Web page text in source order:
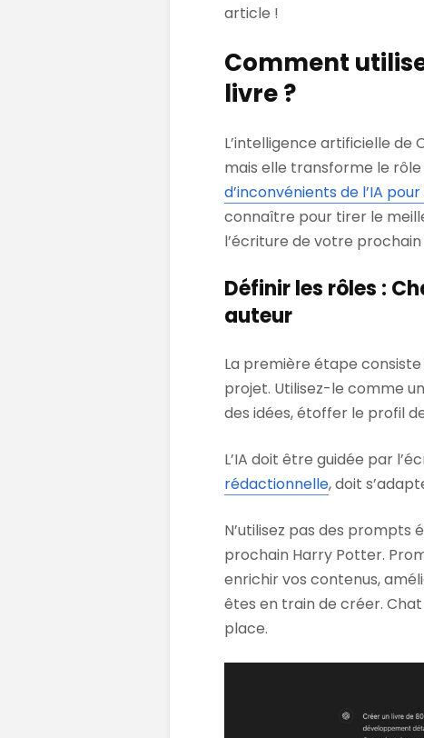
article !
Comment
livre ?
L’intelligence artificielle
mais elle transforme le
d’inconvénients de l’IA
connaître pour tirer le
l’écriture de votre prochain
Définir les rôles :
auteur
La première étape
projet. Utilisez-le comme
des idées, étoffer le profil
L’IA doit être guidée par
rédactionnelle, doit
N’utilisez pas des prompts
prochain Harry Potter.
enrichir vos contenus,
êtes en train de créer.
place.